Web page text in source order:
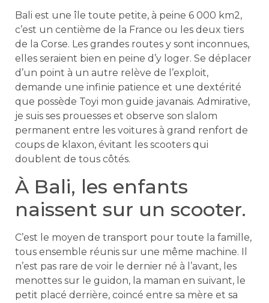
Bali est une île toute petite, à peine 6 000 km2,
c’est un centième de la France ou les deux tiers
de la Corse. Les grandes routes y sont inconnues,
elles seraient bien en peine d’y loger. Se déplacer
d’un point à un autre relève de l’exploit,
demande une infinie patience et une dextérité
que possède Toyi mon guide javanais. Admirative,
je suis ses prouesses et observe son slalom
permanent entre les voitures à grand renfort de
coups de klaxon, évitant les scooters qui
doublent de tous côtés.
À Bali, les enfants
naissent sur un scooter.
C’est le moyen de transport pour toute la famille,
tous ensemble réunis sur une même machine. Il
n’est pas rare de voir le dernier né à l’avant, les
menottes sur le guidon, la maman en suivant, le
petit placé derrière, coincé entre sa mère et sa